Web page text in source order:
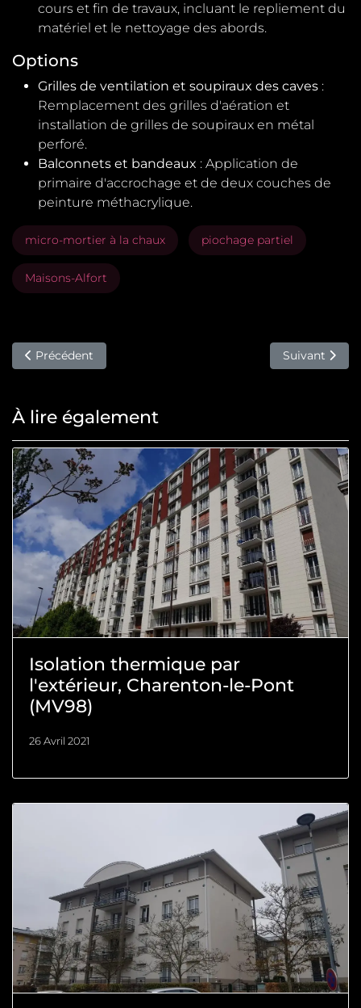
cours et fin de travaux, incluant le repliement du
matériel et le nettoyage des abords.
Options
Grilles de ventilation et soupiraux des caves :
Remplacement des grilles d'aération et
installation de grilles de soupiraux en métal
perforé.
Balconnets et bandeaux : Application de
primaire d'accrochage et de deux couches de
peinture méthacrylique.
micro-mortier à la chaux piochage partiel
Maisons-Alfort
Article précédent : Travaux de ravalement, Paris (MV917)
Précédent Article
Suivant
À lire également
Isolation thermique par
l'extérieur, Charenton-le-Pont
(MV98)
26 Avril 2021